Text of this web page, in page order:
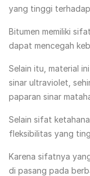
yang tinggi
Bitumen memiliki
dapat mencegah
Selain itu, material
sinar ultraviolet,
paparan sinar
Selain sifat
fleksibilitas yang
Karena sifatnya
di pasang pada